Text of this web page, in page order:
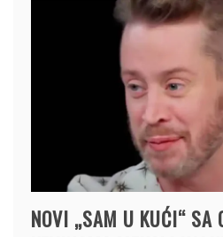
NOVI „SAM U KUĆI“ SA